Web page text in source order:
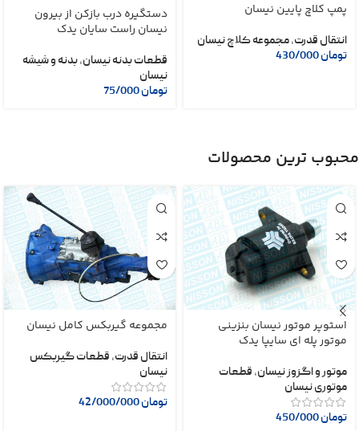
پمپ کلاچ پایین نیسان
انتقال قدرت,مجموعه کلاچ نیسان
تومان
دستگیره درب بازکن از بیرون
نیسان راست سایان یدک
قطعات بدنه نیسان,بدنه و شیشه
نیسان
تومان
محبوب ترین محصولات
استوپر موتور نیسان بنزینی
موتور پله ای سایپا یدک
موتور و اگزوز نیسان, قطعات
موتوری نیسان
تومان
مجموعه گیربکس کامل نیسان
انتقال قدرت, قطعات گیربکس
نیسان
تومان